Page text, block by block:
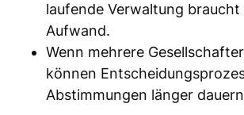
laufende Verwaltung braucht
Aufwand.
Wenn mehrere
können
Abstimmungen länger